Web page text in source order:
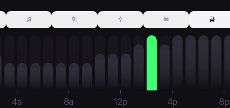
월 화 수 목 금
4a 8a 12p 4p 8p